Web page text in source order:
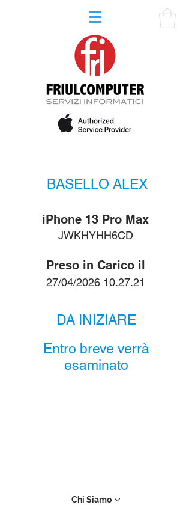
BASELLO ALEX
JWKHYHH6CD
iPhone 13 Pro Max
Preso in Carico il
27/04/2026 10.27.21
DA INIZIARE
Entro breve verrà
esaminato
Chi Siamo